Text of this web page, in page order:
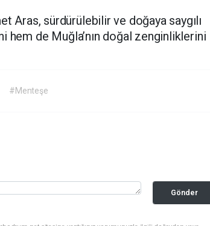
Aras, sürdürülebilir ve doğaya saygılı
hem de Muğla’nın doğal zenginliklerini
#Menteşe
Gönder